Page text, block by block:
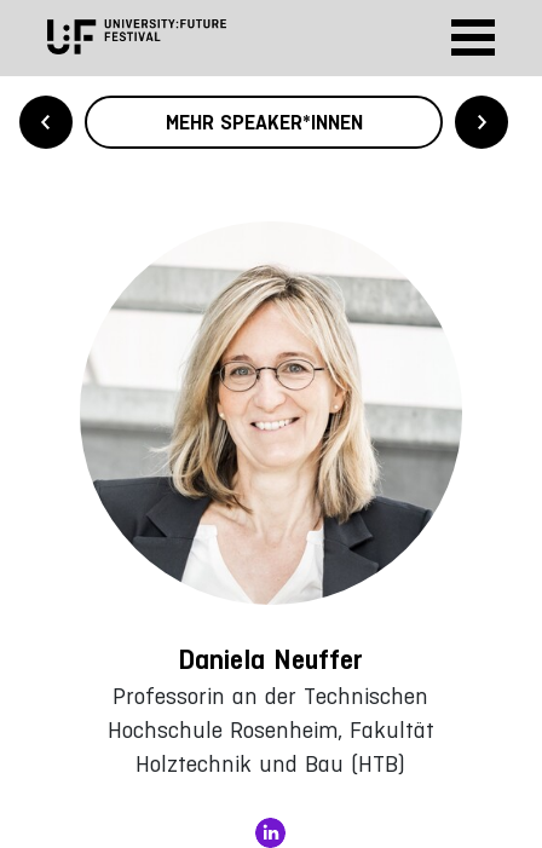
MEHR SPEAKER*INNEN
Daniela Neuffer
Professorin an der Technischen
Hochschule Rosenheim, Fakultät
Holztechnik und Bau (HTB)